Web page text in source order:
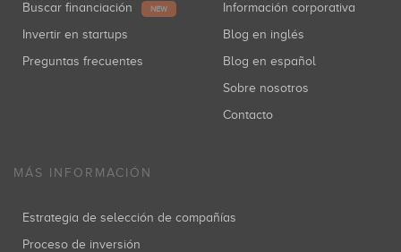
Buscar financiación NEW
Invertir en startups
Preguntas frecuentes
Información corporativa
Blog en inglés
Blog en español
Sobre nosotros
Contacto
MÁS INFORMACIÓN
Estrategia de selección de compañías
Proceso de inversión